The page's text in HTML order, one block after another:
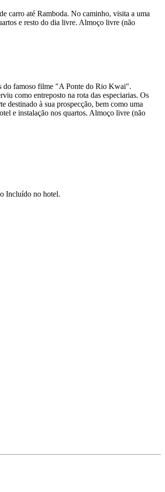
carro até Ramboda. No caminho, visita a uma
e resto do dia livre. Almoço livre (não
do famoso filme "A Ponte do Rio Kwai".
como entreposto na rota das especiarias. Os
destinado à sua prospecção, bem como uma
e instalação nos quartos. Almoço livre (não
Incluído no hotel.